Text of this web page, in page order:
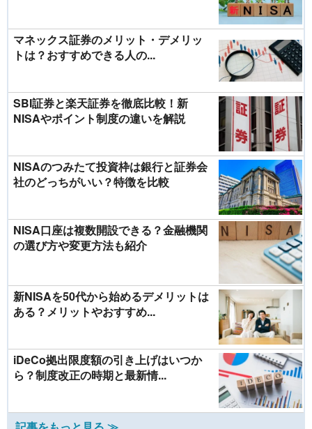
マネックス証券のメリット・デメリッ
トは？おすすめできる人の...
SBI証券と楽天証券を徹底比較！新
NISAやポイント制度の違いを解説
NISAのつみたて投資枠は銀行と証券会
社のどっちがいい？特徴を比較
NISA口座は複数開設できる？金融機関
の選び方や変更方法も紹介
新NISAを50代から始めるデメリットは
ある？メリットやおすすめ...
iDeCo拠出限度額の引き上げはいつか
ら？制度改正の時期と最新情...